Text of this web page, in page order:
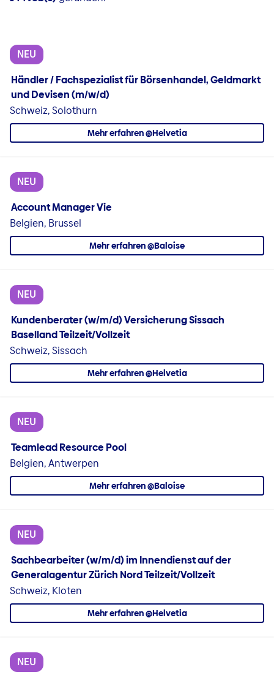
NEU
Händler / Fachspezialist für Börsenhandel, Geldmarkt
und Devisen (m/w/d)
Schweiz, Solothurn
Mehr erfahren @Helvetia
NEU
Account Manager Vie
Belgien, Brussel
Mehr erfahren @Baloise
NEU
Kundenberater (w/m/d) Versicherung Sissach
Baselland Teilzeit/Vollzeit
Schweiz, Sissach
Mehr erfahren @Helvetia
NEU
Teamlead Resource Pool
Belgien, Antwerpen
Mehr erfahren @Baloise
NEU
Sachbearbeiter (w/m/d) im Innendienst auf der
Generalagentur Zürich Nord Teilzeit/Vollzeit
Schweiz, Kloten
Mehr erfahren @Helvetia
NEU